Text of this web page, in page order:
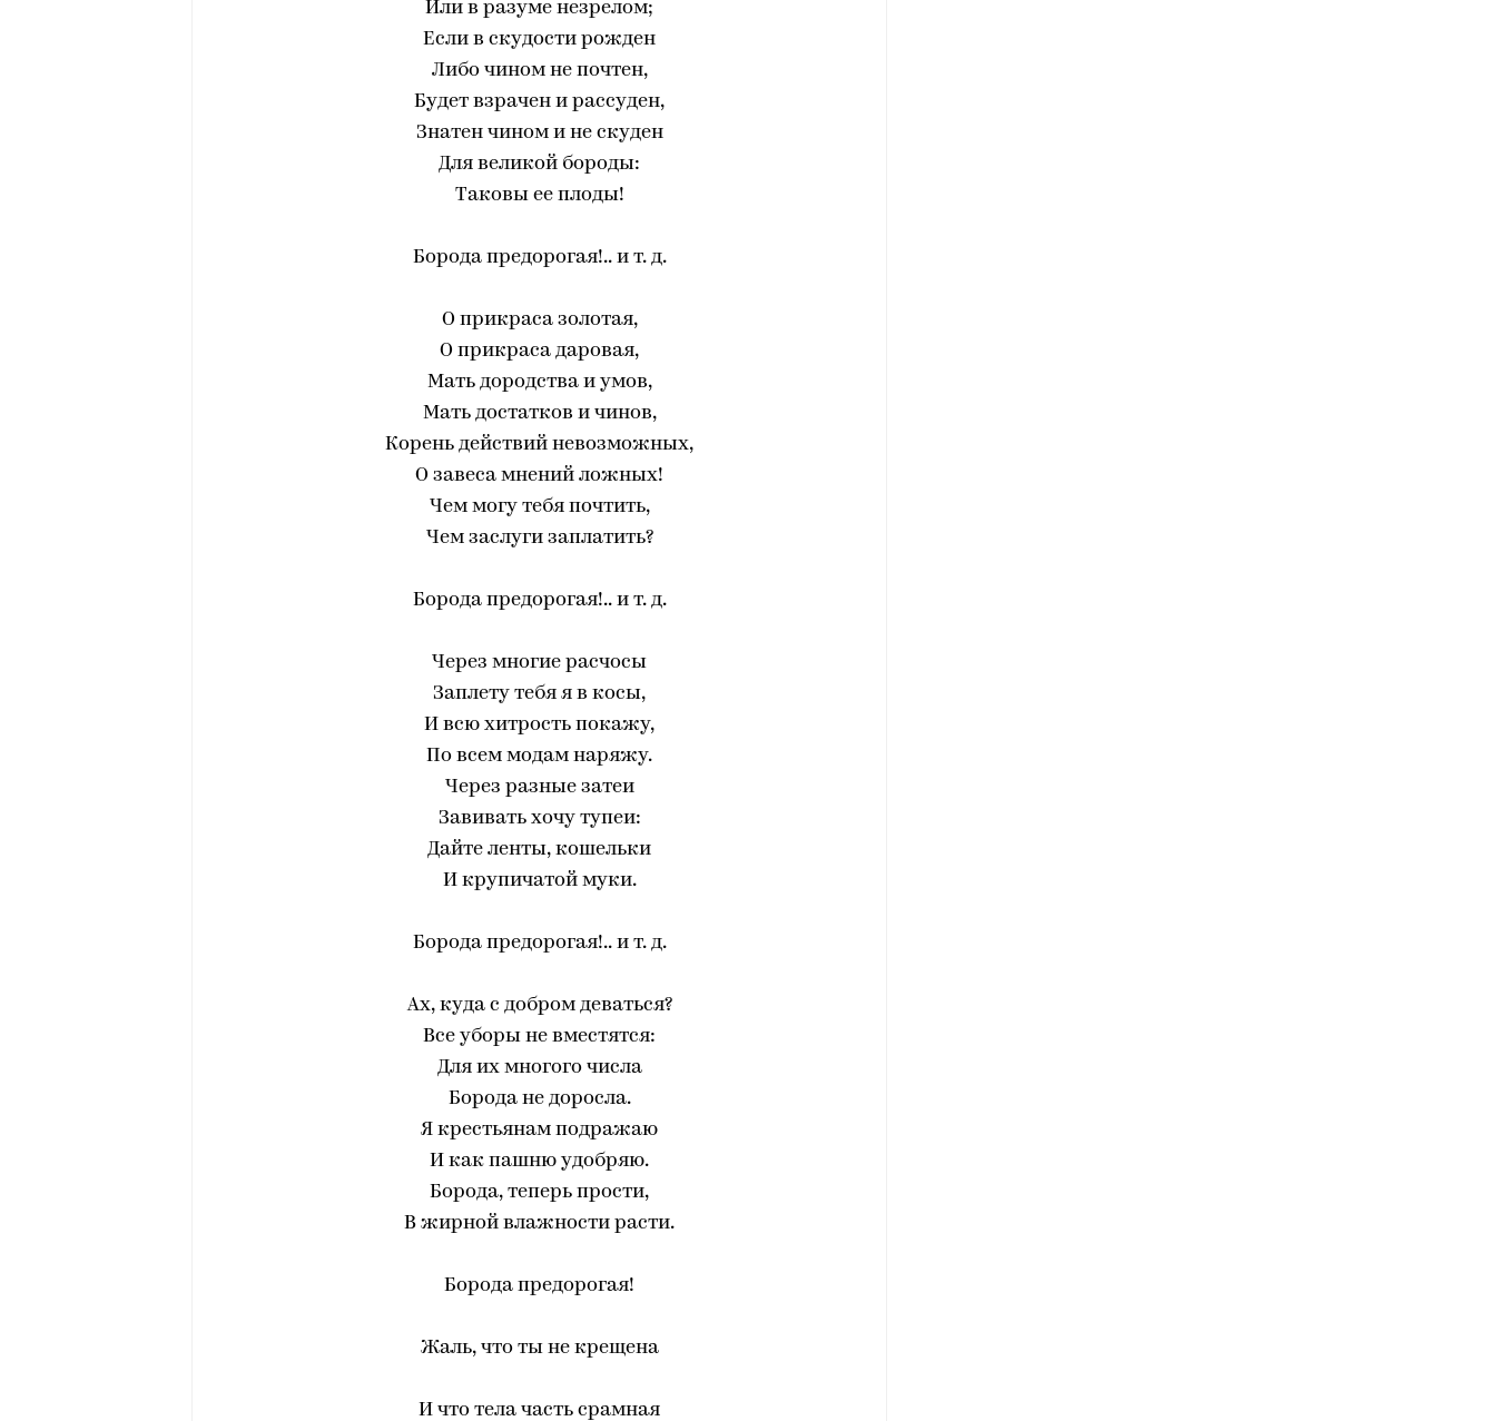
Или в разуме незрелом;
Если в скудости рожден
Либо чином не почтен,
Будет взрачен и рассуден,
Знатен чином и не скуден
Для великой бороды:
Таковы ее плоды!
Борода предорогая!.. и т. д.
О прикраса золотая,
О прикраса даровая,
Мать дородства и умов,
Мать достатков и чинов,
Корень действий невозможных,
О завеса мнений ложных!
Чем могу тебя почтить,
Чем заслуги заплатить?
Борода предорогая!.. и т. д.
Через многие расчосы
Заплету тебя я в косы,
И всю хитрость покажу,
По всем модам наряжу.
Через разные затеи
Завивать хочу тупеи:
Дайте ленты, кошельки
И крупичатой муки.
Борода предорогая!.. и т. д.
Ах, куда с добром деваться?
Все уборы не вместятся:
Для их многого числа
Борода не доросла.
Я крестьянам подражаю
И как пашню удобряю.
Борода, теперь прости,
В жирной влажности расти.
Борода предорогая!
Жаль, что ты не крещена
И что тела часть срамная